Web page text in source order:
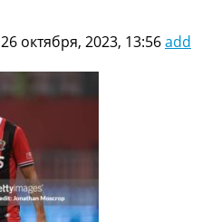
26 октября, 2023, 13:56add